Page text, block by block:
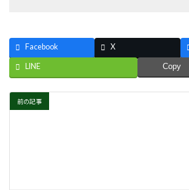
Facebook X
LINE Copy
前の記事